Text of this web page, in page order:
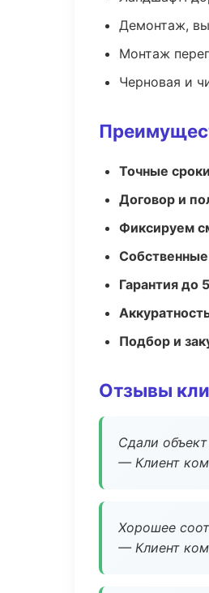
Демонтаж,
Монтаж
Черновая и
Точные
Договор и
Фиксируем
Гарантия до
Подбор и
Отзывы
Сдали
— Клиент
Хорошее
— Клиент